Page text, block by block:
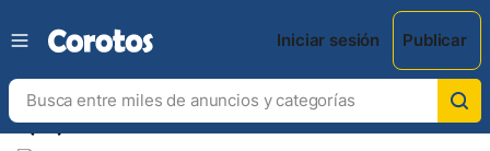
Iniciar sesión Publicar
chevron_leftchevron_right